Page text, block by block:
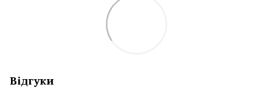
Відгуки